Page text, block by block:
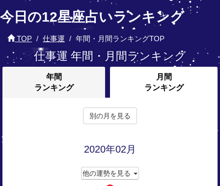
今日の12星座占いランキング
TOP 仕事運 年間・月間ランキングTOP
仕事運 年間・月間ランキング
年間
ランキング
月間
ランキング
別の月を見る
2020年02月
他の運勢を見る